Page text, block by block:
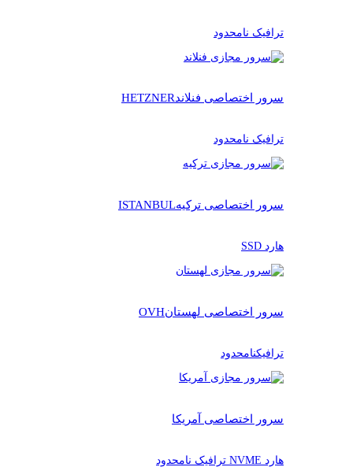
ترافیک نامحدود
سرور اختصاصی فنلاندHETZNER
ترافیک نامحدود
سرور اختصاصی ترکیهISTANBUL
هارد SSD
سرور اختصاصی لهستانOVH
ترافیکنامحدود
سرور اختصاصی آمریکا
هارد NVME ترافیک نامحدود